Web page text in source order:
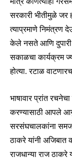
सरकारी भीतीमुळे
त्याप्रमाणे निमंत्रण
केले नसते आणि दुपारी
सकाळचा कार्यक्रम
होत्या. रटाळ
भाषावार प्रांत
करण्यासाठी आपले
सरसंघचालकांना
ठाकरे यांनी अजिबात
राजधान्या राज